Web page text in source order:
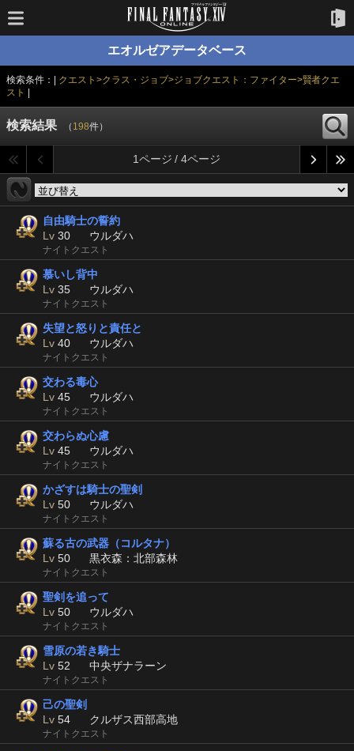
エオルゼアデータベース
検索条件：| クエスト>クラス・ジョブ>ジョブクエスト：ファイター>賢者クエ
スト
検索結果 （ 198件）
1ページ / 4ページ
自由騎士の誓約
Lv 30 ウルダハ
ナイトクエスト
慕いし背中
Lv 35 ウルダハ
ナイトクエスト
失望と怒りと責任と
Lv 40 ウルダハ
ナイトクエスト
交わる毒心
Lv 45 ウルダハ
ナイトクエスト
交わらぬ心慮
Lv 45 ウルダハ
ナイトクエスト
かざすは騎士の聖剣
Lv 50 ウルダハ
ナイトクエスト
蘇る古の武器（コルタナ）
Lv 50 黒衣森：北部森林
ナイトクエスト
聖剣を追って
Lv 50 ウルダハ
ナイトクエスト
雪原の若き騎士
Lv 52 中央ザナラーン
ナイトクエスト
己の聖剣
Lv 54 クルザス西部高地
ナイトクエスト